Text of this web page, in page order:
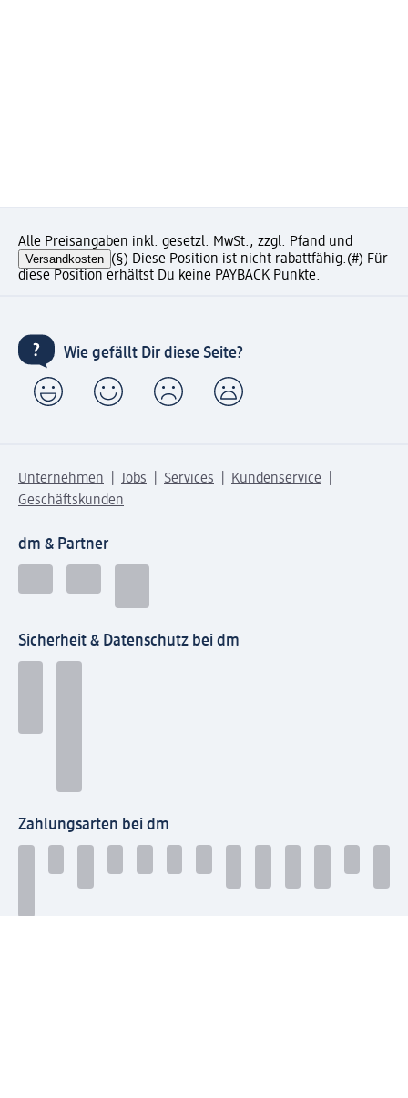
Alle Preisangaben inkl. gesetzl. MwSt., zzgl. Pfand und
Versandkosten (§) Diese Position ist nicht rabattfähig.(#) Für
diese Position erhältst Du keine PAYBACK Punkte.
Wie gefällt Dir diese Seite?
Unternehmen Jobs Services
Kundenservice
Geschäftskunden
dm & Partner
Sicherheit & Datenschutz bei dm
Zahlungsarten bei dm